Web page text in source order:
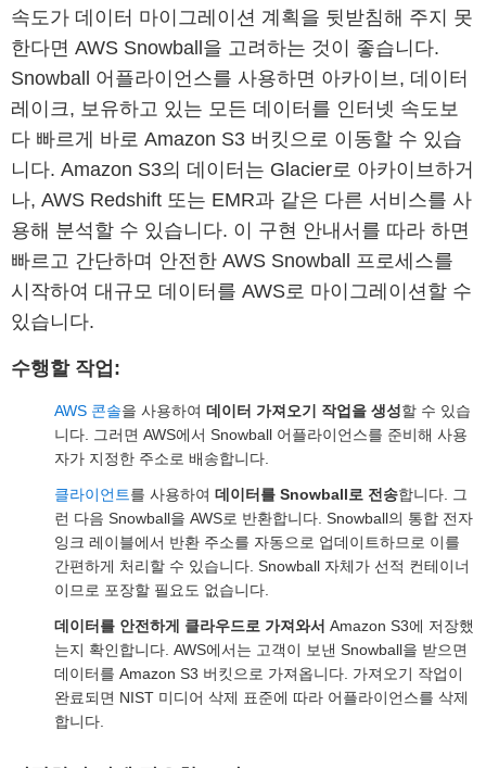
속도가 데이터 마이그레이션 계획을 뒷받침해 주지 못
한다면 AWS Snowball을 고려하는 것이 좋습니다.
Snowball 어플라이언스를 사용하면 아카이브, 데이터
레이크, 보유하고 있는 모든 데이터를 인터넷 속도보
다 빠르게 바로 Amazon S3 버킷으로 이동할 수 있습
니다. Amazon S3의 데이터는 Glacier로 아카이브하거
나, AWS Redshift 또는 EMR과 같은 다른 서비스를 사
용해 분석할 수 있습니다. 이 구현 안내서를 따라 하면
빠르고 간단하며 안전한 AWS Snowball 프로세스를
시작하여 대규모 데이터를 AWS로 마이그레이션할 수
있습니다.
수행할 작업:
AWS 콘솔을 사용하여 데이터 가져오기 작업을 생성할 수 있습
니다. 그러면 AWS에서 Snowball 어플라이언스를 준비해 사용
자가 지정한 주소로 배송합니다.
클라이언트를 사용하여 데이터를 Snowball로 전송합니다. 그
런 다음 Snowball을 AWS로 반환합니다. Snowball의 통합 전자
잉크 레이블에서 반환 주소를 자동으로 업데이트하므로 이를
간편하게 처리할 수 있습니다. Snowball 자체가 선적 컨테이너
이므로 포장할 필요도 없습니다.
데이터를 안전하게 클라우드로 가져와서 Amazon S3에 저장했
는지 확인합니다. AWS에서는 고객이 보낸 Snowball을 받으면
데이터를 Amazon S3 버킷으로 가져옵니다. 가져오기 작업이
완료되면 NIST 미디어 삭제 표준에 따라 어플라이언스를 삭제
합니다.